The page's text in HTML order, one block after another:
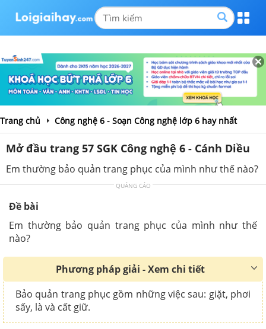
Trang chủ Công nghệ 6 - Soạn Công nghệ lớp 6 hay nhất
Mở đầu trang 57 SGK Công nghệ 6 - Cánh Diều
Em thường bảo quản trang phục của mình như thế nào?
QUẢNG CÁO
Đề bài
Em thường bảo quản trang phục của mình như thế
nào?
Phương pháp giải - Xem chi tiết
Bảo quản trang phục gồm những việc sau: giặt, phơi
sấy, là và cất giữ.